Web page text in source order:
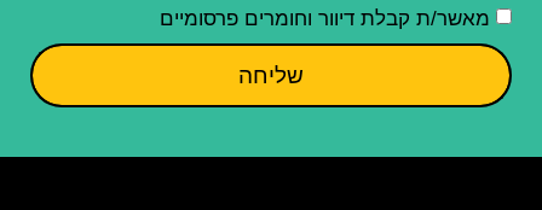
מאשר/ת קבלת דיוור וחומרים פרסומיים
שליחה